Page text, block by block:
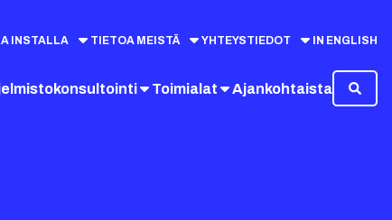
INSTALLA TIETOA MEISTÄ YHTEYSTIEDOT IN ENGLISH
Toimialat Ajankohtaista